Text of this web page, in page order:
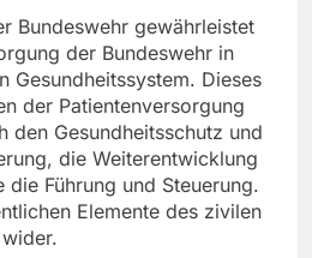
Bundeswehr gewährleistet
der Bundeswehr in
Gesundheitssystem. Dieses
der Patientenversorgung
den Gesundheitsschutz und
die Weiterentwicklung
die Führung und Steuerung.
Elemente des zivilen